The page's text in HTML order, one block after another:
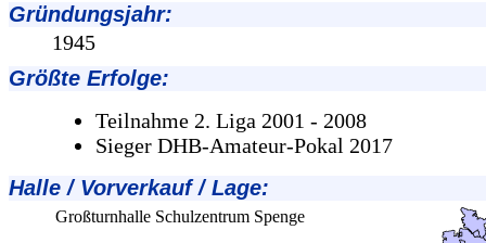
Gründungsjahr:
1945
Größte Erfolge:
Teilnahme 2. Liga 2001 - 2008
Sieger DHB-Amateur-Pokal 2017
Halle / Vorverkauf / Lage:
Großturnhalle Schulzentrum Spenge